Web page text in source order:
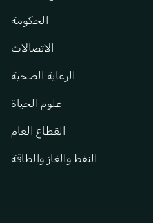
الحكومة
الاتصالات
الرعاية الصحية
علوم الحياة
القطاع العام
النفط والغاز والطاقة